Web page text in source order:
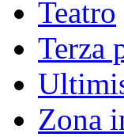
Teatro
Terza
Zona